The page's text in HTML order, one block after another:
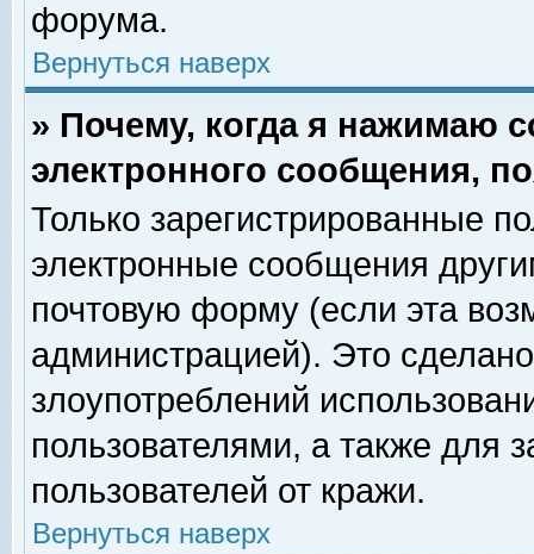
форума.
Вернуться наверх
» Почему, когда я нажимаю
электронного сообщения,
Только зарегистрированные
электронные сообщения
почтовую форму (если эта
администрацией). Это
злоупотреблений
пользователями, а также для
пользователей от кражи.
Вернуться наверх